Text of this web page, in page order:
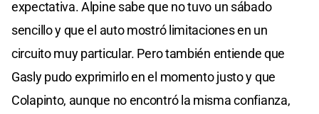
expectativa. Alpine sabe que no tuvo un sábado
sencillo y que el auto mostró limitaciones en un
circuito muy particular. Pero también entiende que
Gasly pudo exprimirlo en el momento justo y que
Colapinto, aunque no encontró la misma confianza,